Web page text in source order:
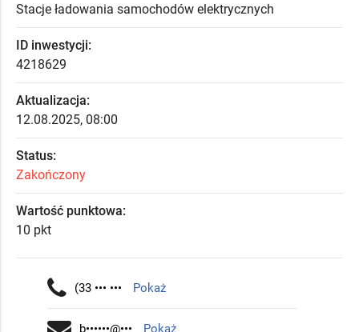
Stacje ładowania samochodów elektrycznych
ID inwestycji:
4218629
Aktualizacja:
12.08.2025, 08:00
Status:
Zakończony
Wartość punktowa:
10 pkt
(33 ••• ••• Pokaż
b••••••@••• Pokaż